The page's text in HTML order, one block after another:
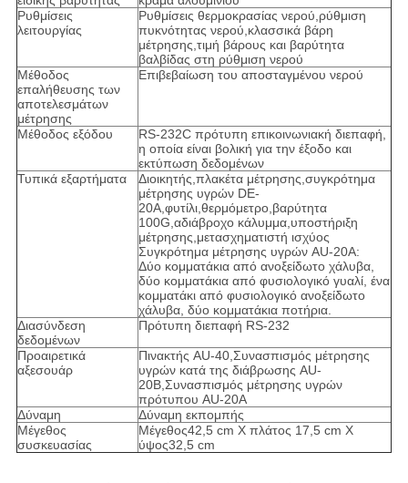
Ρυθμίσεις
λειτουργίας
Ρυθμίσεις θερμοκρασίας νερού,ρύθμιση
πυκνότητας νερού,κλασσικά βάρη
μέτρησης,τιμή βάρους και βαρύτητα
βαλβίδας στη ρύθμιση νερού
Μέθοδος
επαλήθευσης των
αποτελεσμάτων
μέτρησης
Επιβεβαίωση του αποσταγμένου νερού
Μέθοδος εξόδου
RS-232C πρότυπη επικοινωνιακή διεπαφή,
η οποία είναι βολική για την έξοδο και
εκτύπωση δεδομένων
Τυπικά εξαρτήματα
Διοικητής,πλακέτα μέτρησης,συγκρότημα
μέτρησης υγρών DE-
20A,φυτίλι,θερμόμετρο,βαρύτητα
100G,αδιάβροχο κάλυμμα,υποστήριξη
μέτρησης,μετασχηματιστή ισχύος
Συγκρότημα μέτρησης υγρών AU-20A:
Δύο κομματάκια από ανοξείδωτο χάλυβα,
δύο κομματάκια από φυσιολογικό γυαλί, ένα
κομματάκι από φυσιολογικό ανοξείδωτο
χάλυβα, δύο κομματάκια ποτήρια.
Διασύνδεση
δεδομένων
Πρότυπη διεπαφή RS-232
Προαιρετικά
αξεσουάρ
Πινακτής AU-40,Συνασπισμός μέτρησης
υγρών κατά της διάβρωσης AU-
20B,Συνασπισμός μέτρησης υγρών
πρότυπου AU-20A
Δύναμη
Δύναμη εκπομπής
Μέγεθος
συσκευασίας
Μέγεθος42,5 cm X πλάτος 17,5 cm X
ύψος32,5 cm